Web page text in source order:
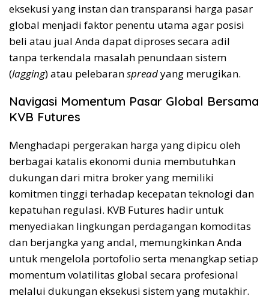
eksekusi yang instan dan transparansi harga pasar
global menjadi faktor penentu utama agar posisi
beli atau jual Anda dapat diproses secara adil
tanpa terkendala masalah penundaan sistem
(lagging) atau pelebaranspreadyang merugikan.
Navigasi Momentum Pasar Global Bersama
KVB Futures
Menghadapi pergerakan harga yang dipicu oleh
berbagai katalis ekonomi dunia membutuhkan
dukungan dari mitra broker yang memiliki
komitmen tinggi terhadap kecepatan teknologi dan
kepatuhan regulasi. KVB Futures hadir untuk
menyediakan lingkungan perdagangan komoditas
dan berjangka yang andal, memungkinkan Anda
untuk mengelola portofolio serta menangkap setiap
momentum volatilitas global secara profesional
melalui dukungan eksekusi sistem yang mutakhir.